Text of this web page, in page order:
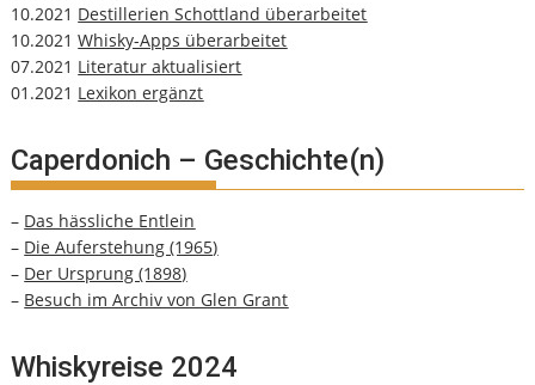
10.2021 Destillerien Schottland überarbeitet
10.2021Whisky-Apps überarbeitet
07.2021 Literatur aktualisiert
01.2021 Lexikon ergänzt
Caperdonich – Geschichte(n)
– Das hässliche Entlein
– Die Auferstehung (1965)
– Der Ursprung (1898)
– Besuch im Archiv von Glen Grant
Whiskyreise 2024